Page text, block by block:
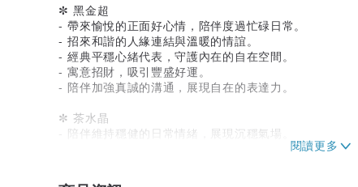
✼ 黑金超
- 帶來愉悅的正面好心情，陪伴度過忙碌日常。
- 招來和諧的人緣連結與溫暖的情誼。
- 經典平穩心緒代表，守護內在的自在空間。
- 寓意招財，吸引豐盛好運。
- 陪伴加強真誠的溝通，展現自在的表達力。
✼ 茶水晶
- 陪伴維持穩健的日常情緒，展現沉穩氣場。
- 沉澱日常氛圍雜訊，帶來安心的安全感與正面能量。